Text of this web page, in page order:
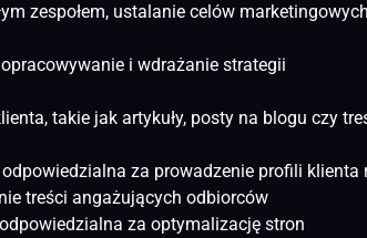
zespołem, ustalanie celów
i wdrażanie strategii
takie jak artykuły, posty na blogu czy
za prowadzenie profili klienta
treści angażujących odbiorców
za optymalizację stron